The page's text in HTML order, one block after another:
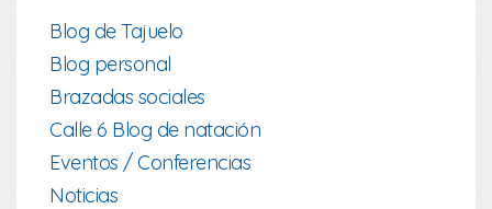
Blog de Tajuelo
Blog personal
Brazadas sociales
Calle 6 Blog de natación
Eventos / Conferencias
Noticias